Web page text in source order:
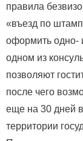
правила
«въезд по
оформить одно-
одном из
позволяют
после чего
еще на 30 дней
территории